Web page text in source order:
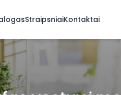
StraipsniaiKontaktai